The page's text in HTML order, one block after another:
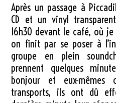
Après un passage à
CD et un vinyl
16h30 devant le café, où
on finit par se poser à
groupe en plein
prennent quelques
bonjour et eux-
transports, ils ont dû